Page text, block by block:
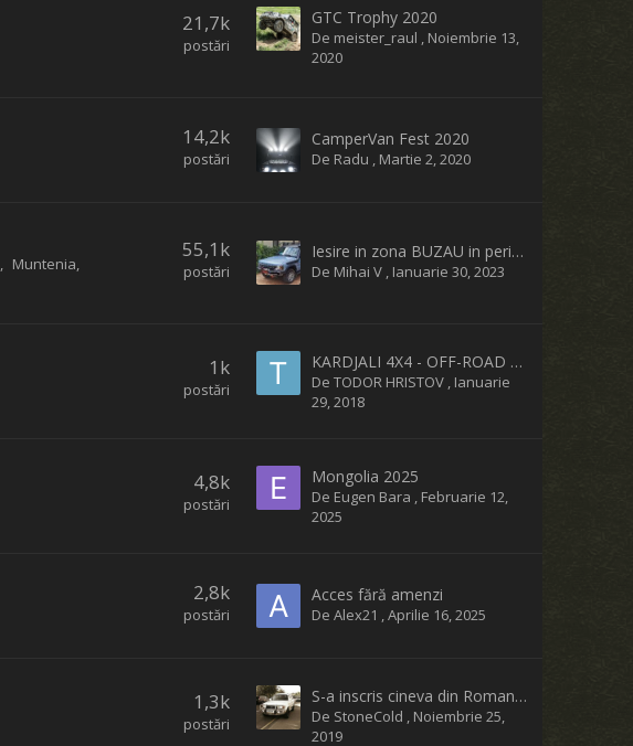
21,7k
postări
GTC Trophy 2020
De meister_raul , Noiembrie 13,
2020
14,2k
postări
CamperVan Fest 2020
De Radu , Martie 2, 2020
Muntenia
55,1k
postări
Iesire in zona BUZAU in perioada 13-16.10.2022
De Mihai V , Ianuarie 30, 2023
1k
postări
KARDJALI 4X4 - OFF-ROAD FEST 2018 - 16-18 of March
DeTODOR HRISTOV , Ianuarie
29, 2018
4,8k
postări
Mongolia 2025
De Eugen Bara , Februarie 12,
2025
2,8k
postări
Acces fără amenzi
DeAlex21 ,Aprilie 16, 2025
1,3k
postări
S-a inscris cineva din Romania la Budapest-Bamako 2020 ?
De StoneCold , Noiembrie 25,
2019